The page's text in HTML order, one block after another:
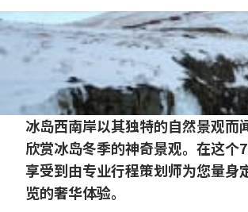
冰岛7天6夜冬季私
7天/6夜
Previous
slide
Next
slide
评价常见问题
冰岛西南岸以其独特的自然景观而
欣赏冰岛冬季的神奇景观。在这
享受到由专业行程策划师为您量身
览的奢华体验。